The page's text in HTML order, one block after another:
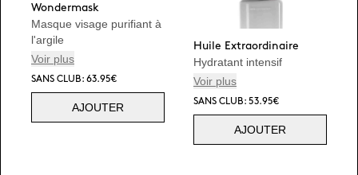
Wondermask
Masque visage purifiant à
l'argile
Voir plus
SANS CLUB: 63.95€
AJOUTER
Huile Extraordinaire
Hydratant intensif
Voir plus
SANS CLUB: 53.95€
AJOUTER